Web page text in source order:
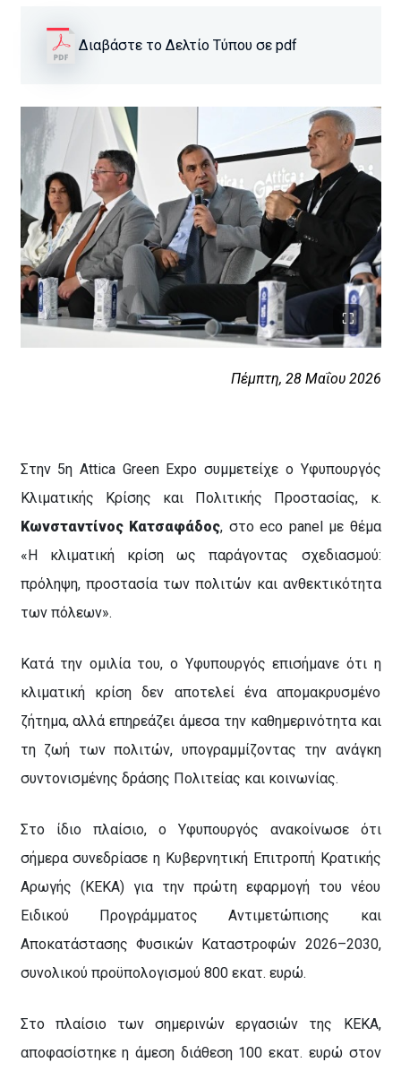
Διαβάστε το Δελτίο Τύπου σε pdf
Πέμπτη, 28 Μαΐου 2026
Στην 5η Attica Green Expo συμμετείχε ο Υφυπουργός
Κλιματικής Κρίσης και Πολιτικής Προστασίας, κ.
Κωνσταντίνος Κατσαφάδος, στο eco panel με θέμα
«Η κλιματική κρίση ως παράγοντας σχεδιασμού:
πρόληψη, προστασία των πολιτών και ανθεκτικότητα
των πόλεων».
Κατά την ομιλία του, ο Υφυπουργός επισήμανε ότι η
κλιματική κρίση δεν αποτελεί ένα απομακρυσμένο
ζήτημα, αλλά επηρεάζει άμεσα την καθημερινότητα και
τη ζωή των πολιτών, υπογραμμίζοντας την ανάγκη
συντονισμένης δράσης Πολιτείας και κοινωνίας.
Στο ίδιο πλαίσιο, ο Υφυπουργός ανακοίνωσε ότι
σήμερα συνεδρίασε η Κυβερνητική Επιτροπή Κρατικής
Αρωγής (ΚΕΚΑ) για την πρώτη εφαρμογή του νέου
Ειδικού Προγράμματος Αντιμετώπισης και
Αποκατάστασης Φυσικών Καταστροφών 2026–2030,
συνολικού προϋπολογισμού 800 εκατ. ευρώ.
Στο πλαίσιο των σημερινών εργασιών της ΚΕΚΑ,
αποφασίστηκε η άμεση διάθεση 100 εκατ. ευρώ στον